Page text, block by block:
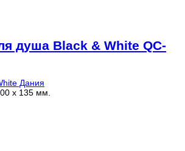
душа Black & White QC-
Дания
x 135 мм.